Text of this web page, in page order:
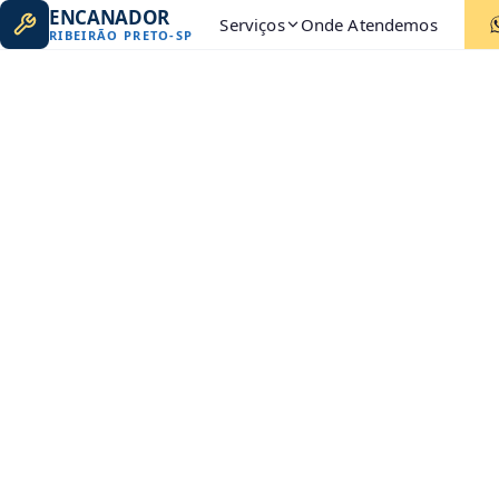
ENCANADOR
RIBEIRÃO PRETO-SP Serviços Onde Atendemos